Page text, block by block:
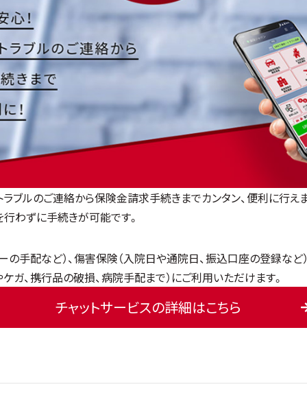
ラブルのご連絡から保険金請求手続きまでカンタン、便利に行え
わずに手続きが可能です。
の手配など）、傷害保険（入院日や通院日、振込口座の登録など
ガ、携行品の破損、病院手配まで）にご利用いただけます。
チャットサービスの詳細はこちら